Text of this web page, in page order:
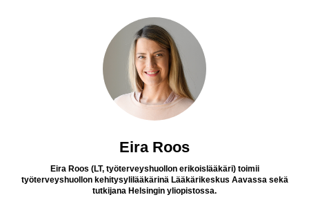
Eira Roos
Eira Roos (LT, työterveyshuollon erikoislääkäri) toimii
työterveyshuollon kehitysylilääkärinä Lääkärikeskus Aavassa sekä
tutkijana Helsingin yliopistossa.